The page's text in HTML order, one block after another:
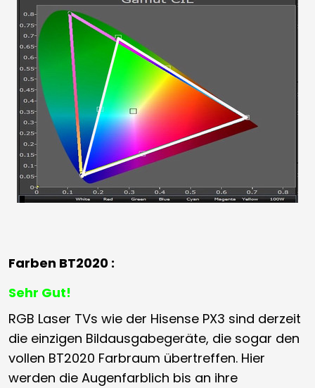
Farben BT2020 :
Sehr Gut!
RGB Laser TVs wie der Hisense PX3 sind derzeit
die einzigen Bildausgabegeräte, die sogar den
vollen BT2020 Farbraum übertreffen. Hier
werden die Augenfarblich bis an ihre